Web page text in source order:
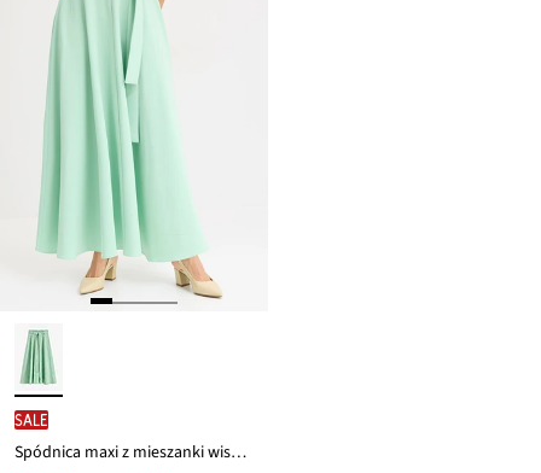
SALE
Spódnica maxi z mieszanki wiskozy